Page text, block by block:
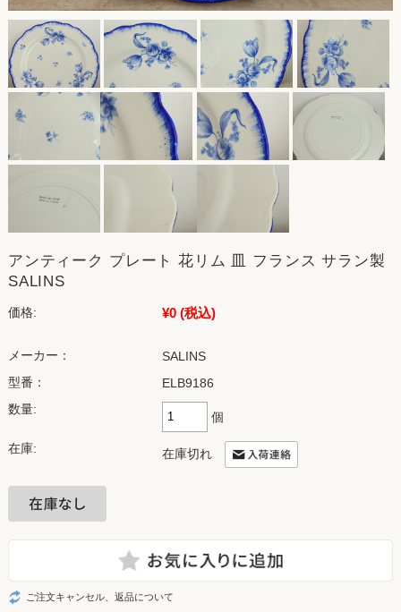
アンティーク プレート 花リム 皿 フランス サラン製
SALINS
価格: ¥0 (税込)
メーカー：
SALINS
型番：
ELB9186
数量:
個
在庫: 在庫切れ
ご注文キャンセル、返品について